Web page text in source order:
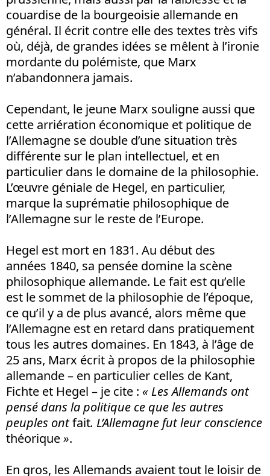
couardise de la bourgeoisie allemande en
général. Il écrit contre elle des textes très vifs
où, déjà, de grandes idées se mêlent à l’ironie
mordante du polémiste, que Marx
n’abandonnera jamais.
Cependant, le jeune Marx souligne aussi que
cette arriération économique et politique de
l’Allemagne se double d’une situation très
différente sur le plan intellectuel, et en
particulier dans le domaine de la philosophie.
L’œuvre géniale de Hegel, en particulier,
marque la suprématie philosophique de
l’Allemagne sur le reste de l’Europe.
Hegel est mort en 1831. Au début des
années 1840, sa pensée domine la scène
philosophique allemande. Le fait est qu’elle
est le sommet de la philosophie de l’époque,
ce qu’il y a de plus avancé, alors même que
l’Allemagne est en retard dans pratiquement
tous les autres domaines. En 1843, à l’âge de
25 ans, Marx écrit à propos de la philosophie
allemande – en particulier celles de Kant,
Fichte et Hegel – je cite : « Les Allemands ont
pensé dans la politique ce que les autres
peuples ontfait. L’Allemagne fut leur conscience
théorique».
En gros, les Allemands avaient tout le loisir de